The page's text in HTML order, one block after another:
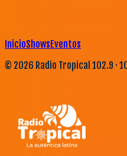
InicioShowsEventos
© 2026 Radio Tropical 102.9 ·